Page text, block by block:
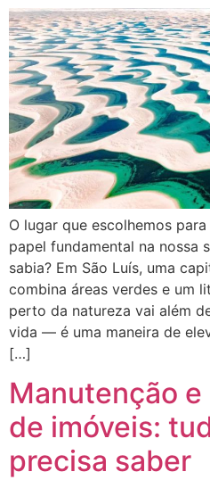
O lugar que escolhemos
papel fundamental na nossa
sabia? Em São Luís, uma
combina áreas verdes e um
perto da natureza vai além
vida — é uma maneira de
[…]
Manutenção
de imóveis:
precisa saber